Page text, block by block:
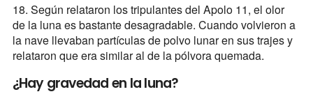
18. Según relataron los tripulantes del Apolo 11, el olor
de la luna es bastante desagradable. Cuando volvieron a
la nave llevaban partículas de polvo lunar en sus trajes y
relataron que era similar al de la pólvora quemada.
¿Hay gravedad en la luna?